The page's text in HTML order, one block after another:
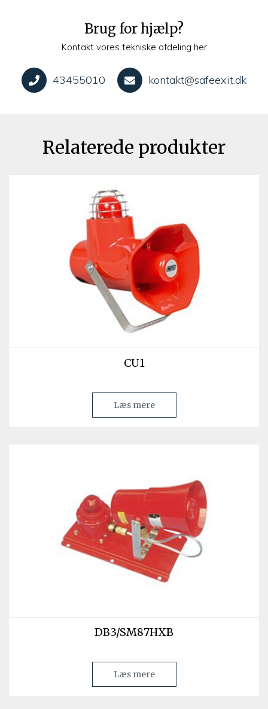
Brug for hjælp?
Kontakt vores tekniske afdeling her
43455010 kontakt@safeexit.dk
Relaterede produkter
CU1
Læs mere
DB3/SM87HXB
Læs mere